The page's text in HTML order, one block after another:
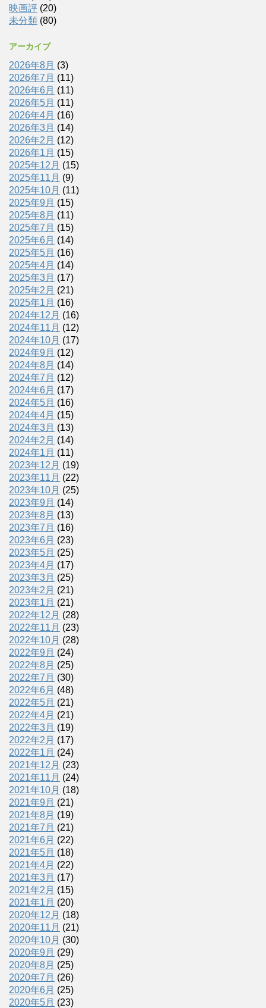
映画評 (20)
未分類 (80)
アーカイブ
2026年8月 (3)
2026年7月 (11)
2026年6月 (11)
2026年5月 (11)
2026年4月 (16)
2026年3月 (14)
2026年2月 (12)
2026年1月 (15)
2025年12月 (15)
2025年11月 (9)
2025年10月 (11)
2025年9月 (15)
2025年8月 (11)
2025年7月 (15)
2025年6月 (14)
2025年5月 (16)
2025年4月 (14)
2025年3月 (17)
2025年2月 (21)
2025年1月 (16)
2024年12月 (16)
2024年11月 (12)
2024年10月 (17)
2024年9月 (12)
2024年8月 (14)
2024年7月 (12)
2024年6月 (17)
2024年5月 (16)
2024年4月 (15)
2024年3月 (13)
2024年2月 (14)
2024年1月 (11)
2023年12月 (19)
2023年11月 (22)
2023年10月 (25)
2023年9月 (14)
2023年8月 (13)
2023年7月 (16)
2023年6月 (23)
2023年5月 (25)
2023年4月 (17)
2023年3月 (25)
2023年2月 (21)
2023年1月 (21)
2022年12月 (28)
2022年11月 (23)
2022年10月 (28)
2022年9月 (24)
2022年8月 (25)
2022年7月 (30)
2022年6月 (48)
2022年5月 (21)
2022年4月 (21)
2022年3月 (19)
2022年2月 (17)
2022年1月 (24)
2021年12月 (23)
2021年11月 (24)
2021年10月 (18)
2021年9月 (21)
2021年8月 (19)
2021年7月 (21)
2021年6月 (22)
2021年5月 (18)
2021年4月 (22)
2021年3月 (17)
2021年2月 (15)
2021年1月 (20)
2020年12月 (18)
2020年11月 (21)
2020年10月 (30)
2020年9月 (29)
2020年8月 (25)
2020年7月 (26)
2020年6月 (25)
2020年5月 (23)